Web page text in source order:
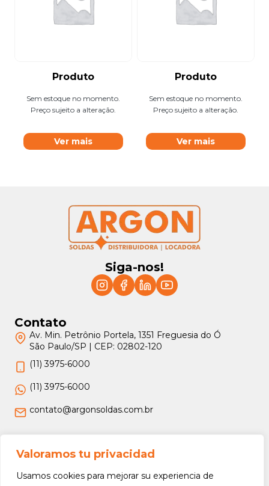
Valoramos tu privacidad
Usamos cookies para mejorar su experiencia de
Produto
Sem estoque no momento.
Preço sujeito a alteração.
Ver mais
Produto
Sem estoque no momento.
Preço sujeito a alteração.
Ver mais
Siga-nos!
Contato
Av. Min. Petrônio Portela, 1351 Freguesia do Ó
São Paulo/SP | CEP: 02802-120
(11) 3975-6000
(11) 3975-6000
contato@argonsoldas.com.br
Jurídico
Termos e Condições
Política de Privacidade